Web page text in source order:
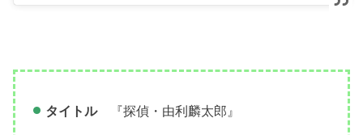
タイトル『探偵・由利麟太郎』